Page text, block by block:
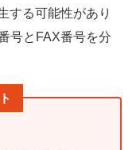
する可能性があり
号とFAX番号を分